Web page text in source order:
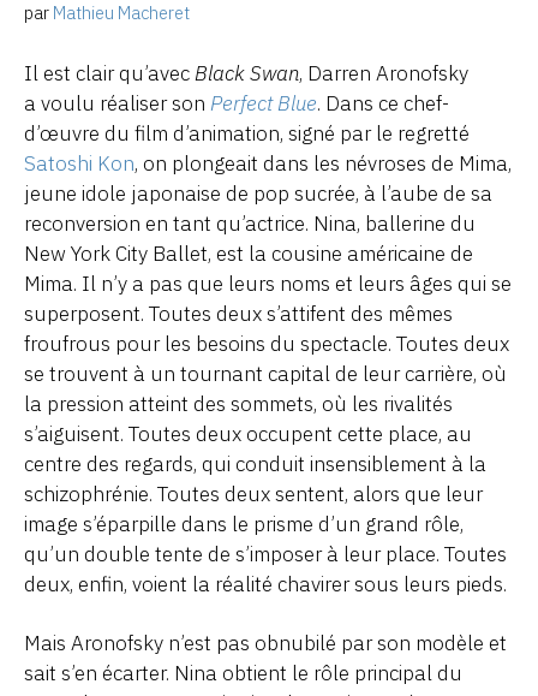
par Mathieu Macheret
Il est clair qu’avecBlack Swan, Darren Aronofsky
a voulu réaliser son Perfect Blue. Dans ce chef-
d’œuvre du film d’animation, signé par le regretté
Satoshi Kon, on plongeait dans les névroses de Mima,
jeune idole japonaise de pop sucrée, à l’aube de sa
reconversion en tant qu’actrice. Nina, ballerine du
New York City Ballet, est la cousine américaine de
Mima. Il n’y a pas que leurs noms et leurs âges qui se
superposent. Toutes deux s’attifent des mêmes
froufrous pour les besoins du spectacle. Toutes deux
se trouvent à un tournant capital de leur carrière, où
la pression atteint des sommets, où les rivalités
s’aiguisent. Toutes deux occupent cette place, au
centre des regards, qui conduit insensiblement à la
schizophrénie. Toutes deux sentent, alors que leur
image s’éparpille dans le prisme d’un grand rôle,
qu’un double tente de s’imposer à leur place. Toutes
deux, enfin, voient la réalité chavirer sous leurs pieds.
Mais Aronofsky n’est pas obnubilé par son modèle et
sait s’en écarter. Nina obtient le rôle principal du